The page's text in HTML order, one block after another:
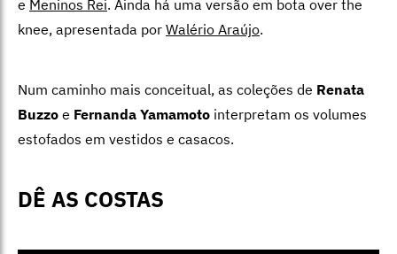
e Meninos Rei. Ainda há uma versão em bota over the
knee, apresentada por Walério Araújo.
Num caminho mais conceitual, as coleções de Renata
Buzzo e Fernanda Yamamoto interpretam os volumes
estofados em vestidos e casacos.
DÊ AS COSTAS